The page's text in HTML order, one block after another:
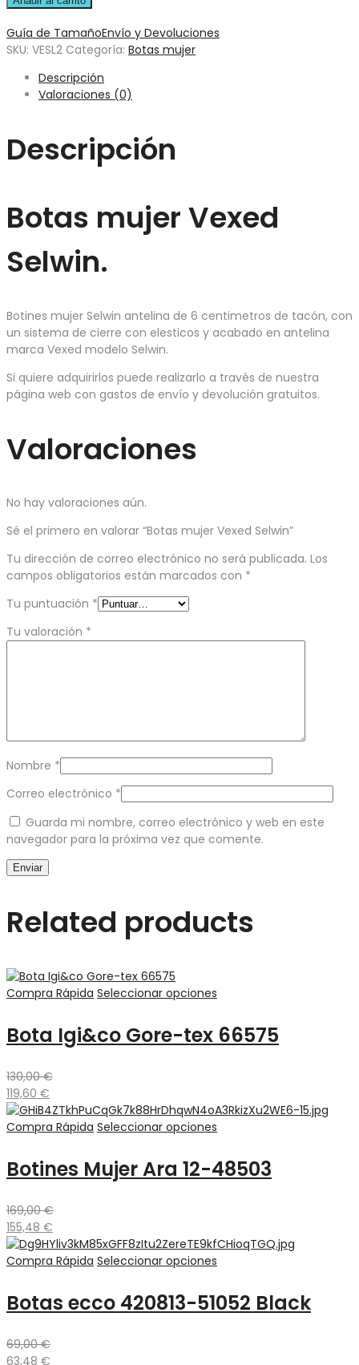
Guía de TamañoEnvío y Devoluciones
SKU: VESL2 Categoría: Botas mujer
Descripción
Valoraciones (0)
Descripción
Botas mujer Vexed
Selwin.
Botines mujer Selwin antelina de 6 centimetros de tacón, con
un sistema de cierre con elesticos y acabado en antelina
marca Vexed modelo Selwin.
Si quiere adquirirlos puede realizarlo a través de nuestra
página web con gastos de envío y devolución gratuitos.
Valoraciones
No hay valoraciones aún.
Sé el primero en valorar “Botas mujer Vexed Selwin”
Tu dirección de correo electrónico no será publicada. Los
campos obligatorios están marcados con *
Tu puntuación *
Tu valoración *
Nombre *
Correo electrónico *
Guarda mi nombre, correo electrónico y web en este
navegador para la próxima vez que comente.
Related products
Compra Rápida Seleccionar opciones
Bota Igi&co Gore-tex 66575
130,00€
119,60 €
Compra Rápida Seleccionar opciones
Botines Mujer Ara 12-48503
169,00€
155,48 €
Compra Rápida Seleccionar opciones
Botas ecco 420813-51052 Black
69,00€
63,48 €